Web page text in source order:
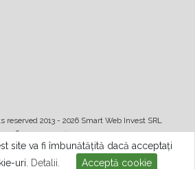
site va fi îmbunătățită dacă acceptați
uri.
Detalii. Acceptă cookie
2013 - 2026 Smart Web Invest SRL